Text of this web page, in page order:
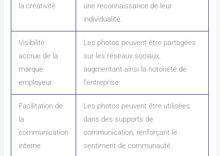
la créativité
une reconnaissance de leur
individualité.
Visibilité
accrue de la
marque
employeur
Les photos peuvent être partagées
sur les réseaux sociaux,
augmentant ainsi la notoriété de
l’entreprise.
Facilitation de
la
communication
interne
Les photos peuvent être utilisées
dans des supports de
communication, renforçant le
sentiment de communauté.